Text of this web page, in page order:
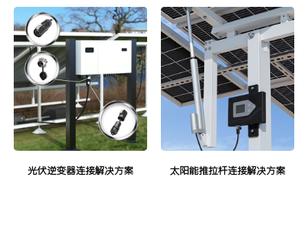
光伏逆变器连接解决方案 太阳能推拉杆连接解决方案